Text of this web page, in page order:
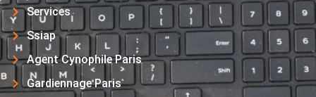
Services
Ssiap
Agent Cynophile Paris
Gardiennage Paris